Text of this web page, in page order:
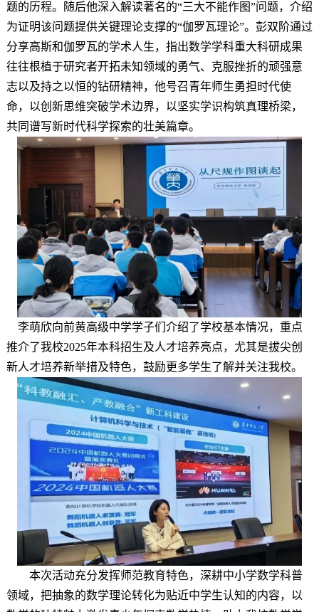
题的历程。随后他深入解读著名的“三大不能作图”问题，介绍
为证明该问题提供关键理论支撑的“伽罗瓦理论”。彭双阶通过
分享高斯和伽罗瓦的学术人生，指出数学学科重大科研成果
往往根植于研究者开拓未知领域的勇气、克服挫折的顽强意
志以及持之以恒的钻研精神，他号召青年师生勇担时代使
命，以创新思维突破学术边界，以坚实学识构筑真理桥梁，
共同谱写新时代科学探索的壮美篇章。
李萌欣向前黄高级中学学子们介绍了学校基本情况，重点
推介了我校2025年本科招生及人才培养亮点， 尤其是拔尖创
新人才培养新举措及特色，鼓励更多学生了解并关注我校。
本次活动充分发挥师范教育特色，深耕中小学数学科普
领域，把抽象的数学理论转化为贴近中学生认知的内容，以